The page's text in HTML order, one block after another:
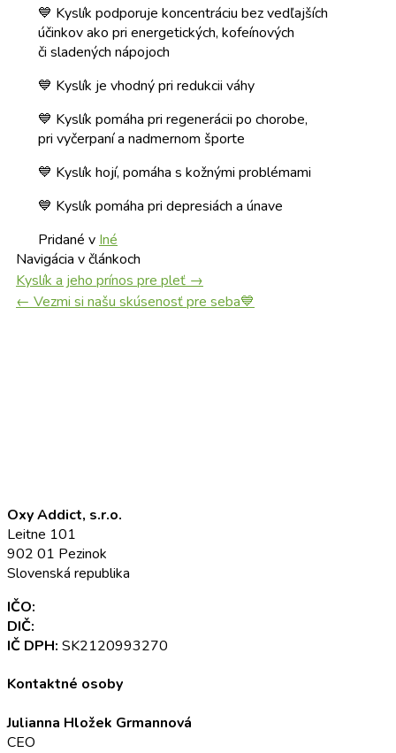
💙 Kyslík podporuje koncentráciu bez vedľajších
účinkov ako pri energetických, kofeínových
či sladených nápojoch
💙 Kyslík je vhodný pri redukcii váhy
💙 Kyslík pomáha pri regenerácii po chorobe,
pri vyčerpaní a nadmernom športe
💙 Kyslík hojí, pomáha s kožnými problémami
💙 Kyslík pomáha pri depresiách a únave
Pridané v Iné
Navigácia v článkoch
Kyslík a jeho prínos pre pleť →
← Vezmi si našu skúsenosť pre seba💙
Oxy Addict, s.r.o.
Leitne 101
902 01 Pezinok
Slovenská republika
IČO:
DIČ:
IČ DPH: SK2120993270
Kontaktné osoby
Julianna Hložek Grmannová
CEO